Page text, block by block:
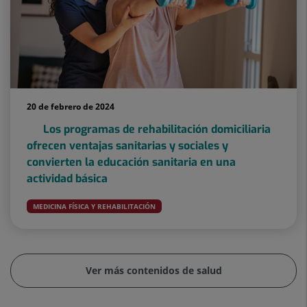
20 de febrero de 2024
Los programas de rehabilitación domiciliaria
ofrecen ventajas sanitarias y sociales y
convierten la educación sanitaria en una
actividad básica
MEDICINA FÍSICA Y REHABILITACIÓN
Ver más contenidos de salud